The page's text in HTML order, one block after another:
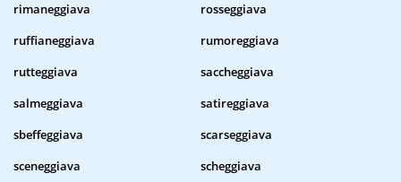
rimaneggiava
rosseggiava
ruffianeggiava
rumoreggiava
rutteggiava
saccheggiava
salmeggiava
satireggiava
sbeffeggiava
scarseggiava
sceneggiava
scheggiava